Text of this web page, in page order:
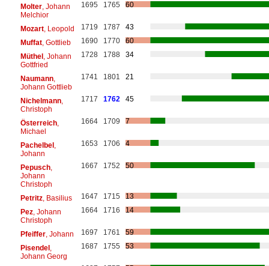
Molter, Johann
Melchior
1695 1765 60
Mozart, Leopold 1719 1787
43
Muffat, Gottlieb 1690 1770
60
Müthel, Johann
Gottfried
1728 1788 34
Naumann,
Johann Gottlieb
1741 1801 21
Nichelmann,
Christoph
1717 1762 45
Österreich,
Michael
1664 1709 7
Pachelbel,
Johann
1653 1706 4
Pepusch,
Johann
Christoph
1667 1752 50
Petritz, Basilius 1647 1715
13
Pez, Johann
Christoph
1664 1716 14
Pfeiffer, Johann 1697 1761
59
Pisendel,
Johann Georg
1687 1755 53